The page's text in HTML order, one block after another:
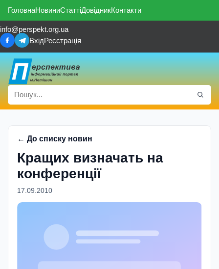
ГоловнаНовиниСтаттіДовідникКонтакти
info@perspekt.org.ua
ВхідРеєстрація
← До списку новин
Кращих визначать на
конференції
17.09.2010